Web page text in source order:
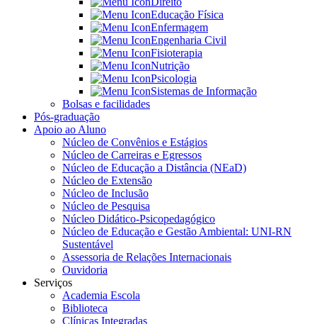
Educação Física
Enfermagem
Engenharia Civil
Fisioterapia
Nutrição
Psicologia
Sistemas de Informação
Bolsas e facilidades
Pós-graduação
Apoio ao Aluno
Núcleo de Convênios e Estágios
Núcleo de Carreiras e Egressos
Núcleo de Educação a Distância (NEaD)
Núcleo de Extensão
Núcleo de Inclusão
Núcleo de Pesquisa
Núcleo Didático-Psicopedagógico
Núcleo de Educação e Gestão Ambiental: UNI-RN
Sustentável
Assessoria de Relações Internacionais
Ouvidoria
Serviços
Academia Escola
Biblioteca
Clínicas Integradas